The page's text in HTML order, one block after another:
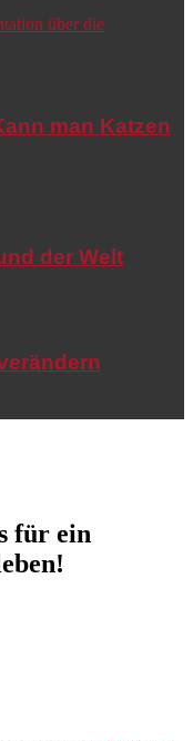
man Katzen
der Welt
für ein